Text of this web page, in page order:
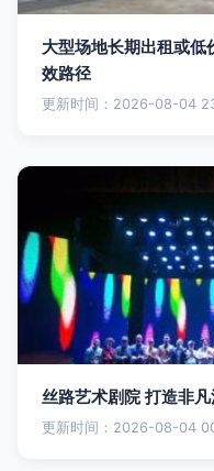
大型场地长期出租或
效路径
更新时间：2026-08-04
丝路艺术剧院 打造非
更新时间：2026-08-04